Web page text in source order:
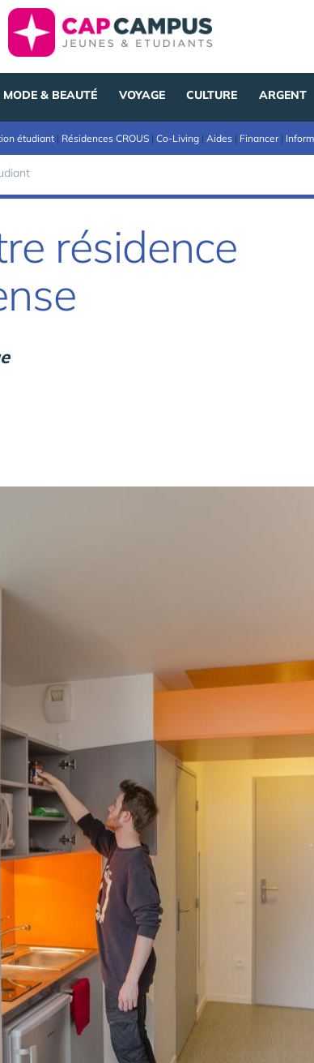
MODE & BEAUTÉ VOYAGE CULTURE ARGENT
étudiant | Résidences CROUS | Co-Living | Aides | Financer|
résidence